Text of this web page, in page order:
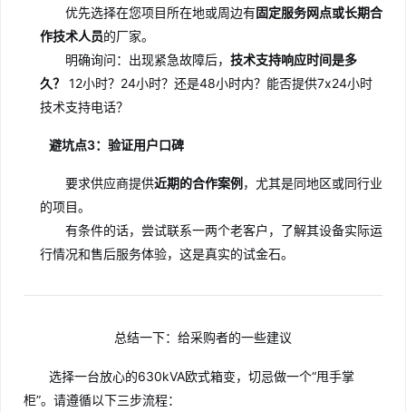
优先选择在您项目所在地或周边有固定服务网点或长期合
作技术人员的厂家。
明确询问：出现紧急故障后， 技术支持响应时间是多
久？
12小时？24小时？还是48小时内？能否提供7x24小时
技术支持电话？
避坑点3：验证用户口碑
要求供应商提供近期的合作案例 ，尤其是同地区或同行业
的项目。
有条件的话，尝试联系一两个老客户，了解其设备实际运
行情况和售后服务体验，这是真实的试金石。
总结一下：给采购者的一些建议
选择一台放心的630kVA欧式箱变，切忌做一个“甩手掌
柜”。请遵循以下三步流程：